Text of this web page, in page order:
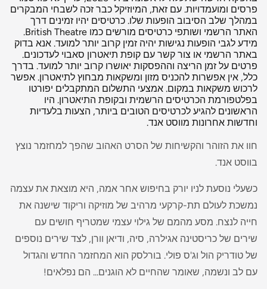
פרסים ומועמדויות. עם זאת, המיוזיקל כבר זכה לשבחי המבקרים
במהלך שלב הסיבוב הופעות שלו. כרטיסים יהיו זמינים דרך
האתר הרשמי ושותפי כרטיסים מורשים כמו British Theatre.
מידע לגבי הופעות נגישות יהיה זמין קרוב יותר למועד. אנא בדוק
באתר הרשמי או צור קשר עם קופת תיאטרון סאבוי לעדכונים.
פרטים על זמן הריצה וההפסקות יאושרו קרוב יותר למועד. בדרך
כלל, אין אפשרות להכניס מזון ומשקאות מבחוץ לתיאטרון. אפשר
לרכוש משקאות במקום. אמצעי התשלום המתקבלים יפורטו
בפלטפורמת הכרטיסים הרשמית ובקופת התיאטרון. היו
הראשונים להגיע לכרטיסים הטובים ביותר, הצעות בלעדיות
וחדשות אחרונות מווסט אנד.
חוו את הזוהר והקשיחות של הסרט האהוב שהפך למחזמר נוצץ
בווסט אנד.
כשעלי נוסעת לניו יורק בחיפוש אחר אמה, היא מוצאת את עצמה
נמשכת לעולם תת-קרקעי מרהיב של מוזיקה וריקוד שישנה את
חייה לנצח. מסע מהמם של גילוי עצמי שמטריף חושים עם
שירים של כריסטינה אגילרה, סיה, ודיאן וורן, לצד שירים נוספים
של טודריק הול וג'ס פולי. בורלסק הוא המחזמר החדש והגדול
עם לב ונשמה, שאומר שהחיים לא הוגנים... הם נפלאים!